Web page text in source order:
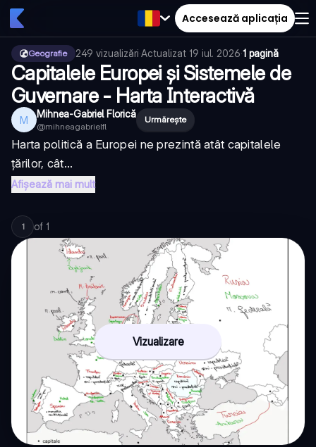
Accesează aplicația
Geografie 249 vizualizări·Actualizat 19 iul. 2026·1 pagină
Capitalele Europei și Sistemele de
Guvernare - Harta Interactivă
M Mihnea-Gabriel Florică
@mihneagabrielfl
Urmărește
Harta politică a Europei ne prezintă atât capitalele
țărilor, cât...
Afișează mai mult
1 of 1
Vizualizare